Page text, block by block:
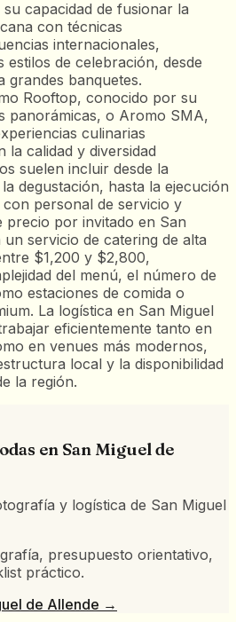
capacidad de fusionar la
con técnicas
internacionales,
estilos de celebración, desde
grandes banquetes.
Rooftop, conocido por su
panorámicas, o Aromo SMA,
culinarias
la calidad y diversidad
suelen incluir desde la
degustación, hasta la ejecución
personal de servicio y
precio por invitado en San
servicio de catering de alta
$1,200 y $2,800,
del menú, el número de
estaciones de comida o
La logística en San Miguel
eficientemente tanto en
en venues más modernos,
local y la disponibilidad
la región.
en San Miguel de
y logística de San Miguel
presupuesto orientativo,
práctico.
de Allende →